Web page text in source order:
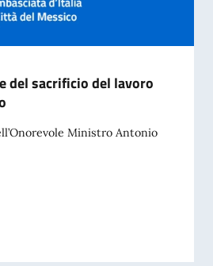
del sacrificio del lavoro
Ministro Antonio
del sacrificio del lavoro italiano nel